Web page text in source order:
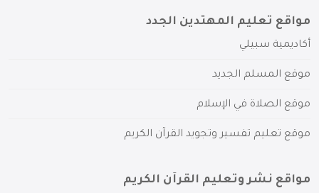
مواقع تعليم المهتدين الجدد
أكاديمية سبيلي
موقع المسلم الجديد
موقع الصلاة في الإسلام
موقع تعليم تفسير وتجويد القرآن الكريم
مواقع نشر وتعليم القرآن الكريم